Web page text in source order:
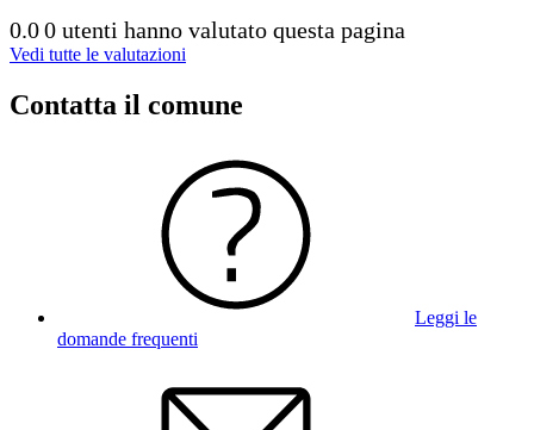
0.00 utenti hanno valutato questa pagina
Vedi tutte le valutazioni
Contatta il comune
Leggi le
domande frequenti